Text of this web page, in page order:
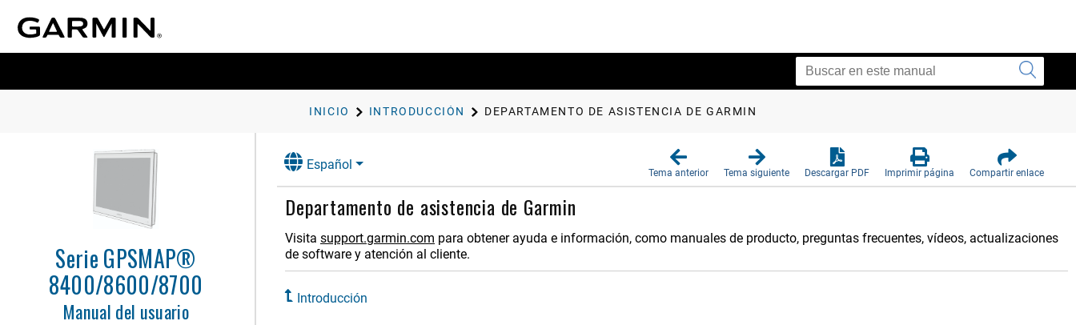
INICIO INTRODUCCIÓN DEPARTAMENTO DE ASISTENCIA DE GARMIN
Serie GPSMAP®
8400/8600/8700
Manual del usuario
Tapa de protección
Descripción general del
dispositivo
Sugerencias y accesos directos
Español
Tema anterior Tema siguiente Descargar PDF Imprimir página Compartir enlace
Departamento de asistencia de Garmin
Visita support.garmin.com para obtener ayuda e información, como manuales de producto, preguntas frecuentes, vídeos, actualizaciones
de software y atención al cliente.
Introducción